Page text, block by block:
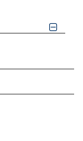
ANGESEHENE